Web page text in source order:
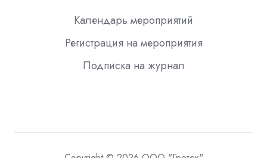
Календарь мероприятий
Регистрация на мероприятия
Подписка на журнал